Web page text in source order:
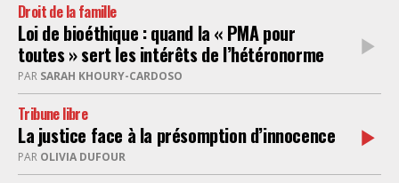
Droit de la famille
Loi de bioéthique : quand la « PMA pour
toutes » sert les intérêts de l’hétéronorme
PAR SARAH KHOURY-CARDOSO
Tribune libre
La justice face à la présomption d’innocence
PAR OLIVIA DUFOUR